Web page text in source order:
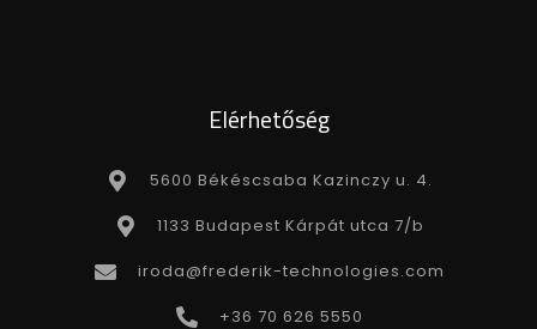
Elérhetőség
5600 Békéscsaba Kazinczy u. 4.
1133 Budapest Kárpát utca 7/b
iroda@frederik-technologies.com
+36 70 626 5550